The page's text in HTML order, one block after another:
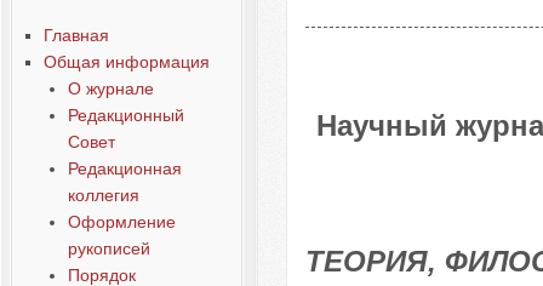
Главная
Общая информация
О журнале
Редакционный
Совет
Редакционная
коллегия
Оформление
рукописей
Порядок
Научный
ТЕОРИЯ,